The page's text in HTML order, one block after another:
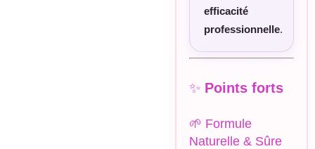
efficacité
professionnelle.
✨ Points forts
🌱 Formule
Naturelle & Sûre